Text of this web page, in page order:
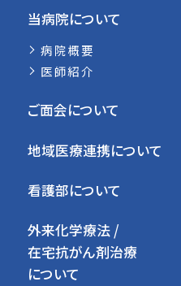
当病院について
病院概要
医師紹介
ご面会について
地域医療連携について
看護部について
外来化学療法 /
在宅抗がん剤治療
について